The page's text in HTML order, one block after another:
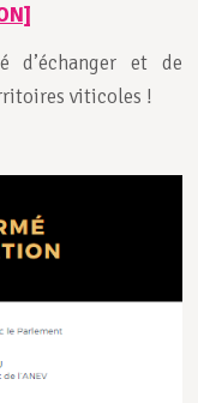
d’échanger et de
viticoles !